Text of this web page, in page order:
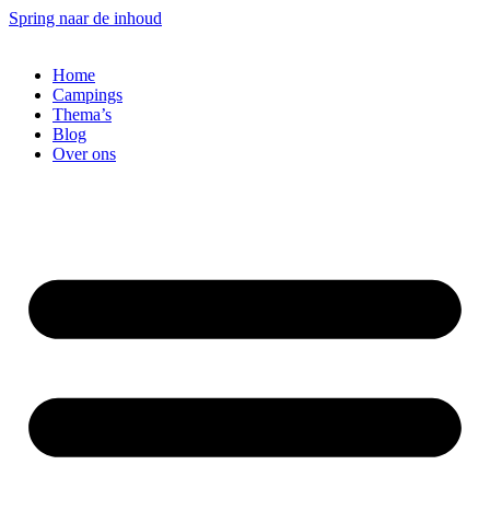
Spring naar de inhoud
Home
Campings
Thema’s
Blog
Over ons